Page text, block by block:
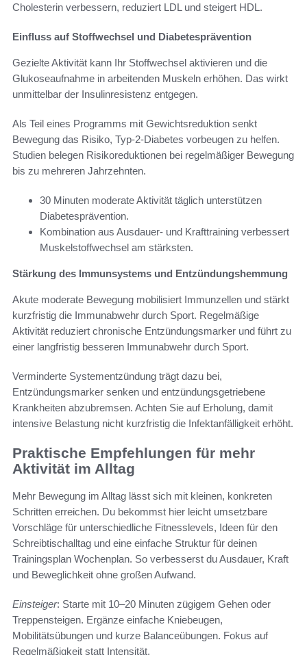
Cholesterin verbessern, reduziert LDL und steigert HDL.
Einfluss auf Stoffwechsel und Diabetesprävention
Gezielte Aktivität kann Ihr Stoffwechsel aktivieren und die
Glukoseaufnahme in arbeitenden Muskeln erhöhen. Das wirkt
unmittelbar der Insulinresistenz entgegen.
Als Teil eines Programms mit Gewichtsreduktion senkt
Bewegung das Risiko, Typ-2-Diabetes vorbeugen zu helfen.
Studien belegen Risikoreduktionen bei regelmäßiger Bewegung
bis zu mehreren Jahrzehnten.
30 Minuten moderate Aktivität täglich unterstützen
Diabetesprävention.
Kombination aus Ausdauer- und Krafttraining verbessert
Muskelstoffwechsel am stärksten.
Stärkung des Immunsystems und Entzündungshemmung
Akute moderate Bewegung mobilisiert Immunzellen und stärkt
kurzfristig die Immunabwehr durch Sport. Regelmäßige
Aktivität reduziert chronische Entzündungsmarker und führt zu
einer langfristig besseren Immunabwehr durch Sport.
Verminderte Systementzündung trägt dazu bei,
Entzündungsmarker senken und entzündungsgetriebene
Krankheiten abzubremsen. Achten Sie auf Erholung, damit
intensive Belastung nicht kurzfristig die Infektanfälligkeit erhöht.
Praktische Empfehlungen für mehr
Aktivität im Alltag
Mehr Bewegung im Alltag lässt sich mit kleinen, konkreten
Schritten erreichen. Du bekommst hier leicht umsetzbare
Vorschläge für unterschiedliche Fitnesslevels, Ideen für den
Schreibtischalltag und eine einfache Struktur für deinen
Trainingsplan Wochenplan. So verbesserst du Ausdauer, Kraft
und Beweglichkeit ohne großen Aufwand.
Einsteiger: Starte mit 10–20 Minuten zügigem Gehen oder
Treppensteigen. Ergänze einfache Kniebeugen,
Mobilitätsübungen und kurze Balanceübungen. Fokus auf
Regelmäßigkeit statt Intensität.